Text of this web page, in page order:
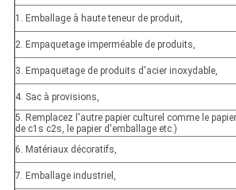
1. Emballage à haute teneur de produit,
2. Empaquetage imperméable de produits,
3. Empaquetage de produits d'acier inoxydable,
4. Sac à provisions,
5. Remplacez l'autre papier culturel comme le
de c1s c2s, le papier d'emballage etc.)
6. Matériaux décoratifs,
7. Emballage industriel,